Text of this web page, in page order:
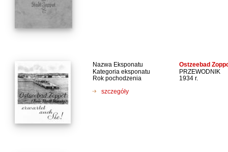
Nazwa Eksponatu Ostzeebad
Kategoria eksponatu
PRZEWODNIK
Rok pochodzenia
1934 r.
szczegóły